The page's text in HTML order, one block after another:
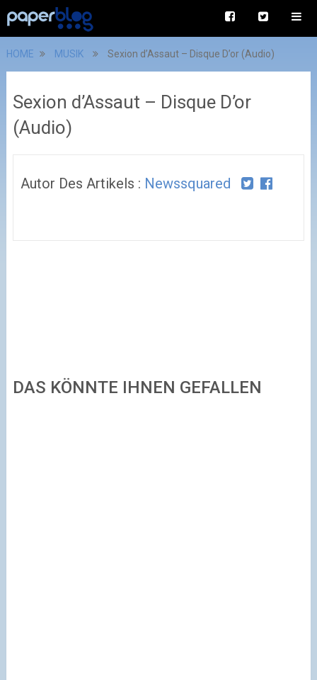
HOME MUSIK Sexion d’Assaut – Disque D’or (Audio)
Sexion d’Assaut – Disque D’or
(Audio)
Autor Des Artikels : Newssquared
DAS KÖNNTE IHNEN GEFALLEN